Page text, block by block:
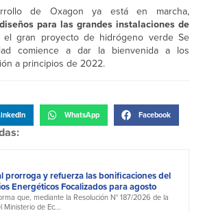
de Oxagon ya está en marcha,
para las grandes instalaciones de
el gran proyecto de hidrógeno verde Se
comience a dar la bienvenida a los
a principios de 2022.
WhatsApp Facebook
prorroga y refuerza las bonificaciones del
Energéticos Focalizados para agosto
que, mediante la Resolución N° 187/2026 de la
Ministerio de Ec...